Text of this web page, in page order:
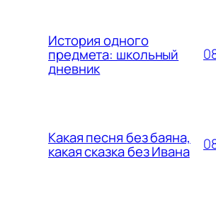
История одного
предмета: школьный
дневник
Какая песня без баяна,
какая сказка без Ивана